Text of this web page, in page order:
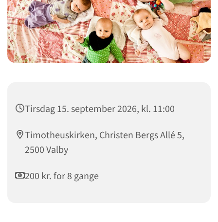
Tirsdag 15. september 2026, kl. 11:00
Timotheuskirken, Christen Bergs Allé 5,
2500 Valby
200 kr. for 8 gange